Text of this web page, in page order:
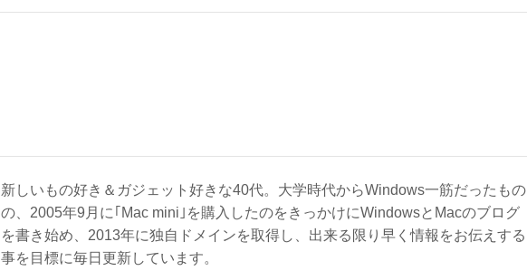
新しいもの好き＆ガジェット好きな40代。大学時代からWindows一筋だったもの
の、2005年9月に｢Mac mini｣を購入したのをきっかけにWindowsとMacのブログ
を書き始め、2013年に独自ドメインを取得し、出来る限り早く情報をお伝えする
事を目標に毎日更新しています。